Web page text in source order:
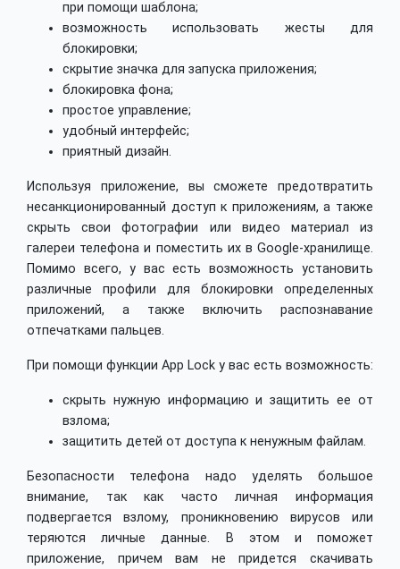
при помощи шаблона;
возможность использовать жесты для
блокировки;
скрытие значка для запуска приложения;
блокировка фона;
простое управление;
удобный интерфейс;
приятный дизайн.
Используя приложение, вы сможете предотвратить
несанкционированный доступ к приложениям, а также
скрыть свои фотографии или видео материал из
галереи телефона и поместить их в Google-хранилище.
Помимо всего, у вас есть возможность установить
различные профили для блокировки определенных
приложений, а также включить распознавание
отпечатками пальцев.
При помощи функции App Lock у вас есть возможность:
скрыть нужную информацию и защитить ее от
взлома;
защитить детей от доступа к ненужным файлам.
Безопасности телефона надо уделять большое
внимание, так как часто личная информация
подвергается взлому, проникновению вирусов или
теряются личные данные. В этом и поможет
приложение, причем вам не придется скачивать